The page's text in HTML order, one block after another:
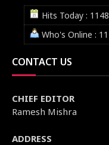
Hits Today : 1148
Who's Online : 11
CONTACT US
CHIEF EDITOR
Ramesh Mishra
ADDRESS